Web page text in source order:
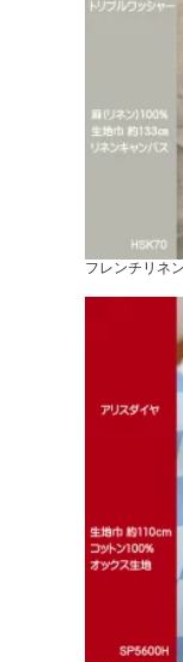
フレンチリネ